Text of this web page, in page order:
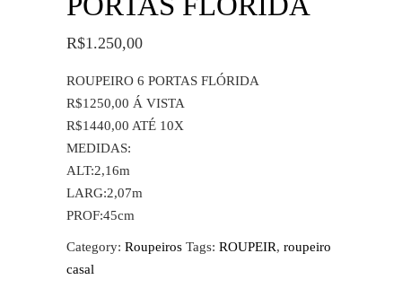
R$1.250,00
ROUPEIRO 6 PORTAS FLÓRIDA
R$1250,00 Á VISTA
R$1440,00 ATÉ 10X
MEDIDAS:
ALT:2,16m
LARG:2,07m
PROF:45cm
Category: Roupeiros Tags: ROUPEIR, roupeiro
casal